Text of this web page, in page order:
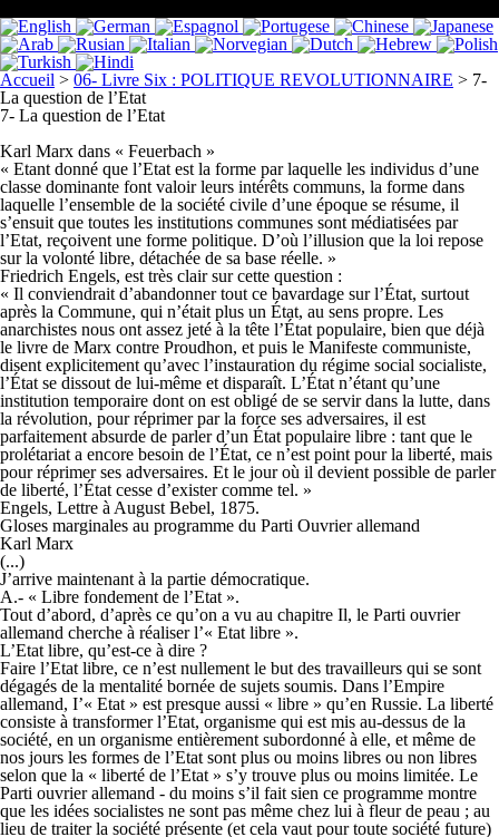
Accueil > 06- Livre Six : POLITIQUE REVOLUTIONNAIRE > 7-
La question de l’Etat
7- La question de l’Etat
Karl Marx dans « Feuerbach »
« Etant donné que l’Etat est la forme par laquelle les individus d’une
classe dominante font valoir leurs intérêts communs, la forme dans
laquelle l’ensemble de la société civile d’une époque se résume, il
s’ensuit que toutes les institutions communes sont médiatisées par
l’Etat, reçoivent une forme politique. D’où l’illusion que la loi repose
sur la volonté libre, détachée de sa base réelle. »
Friedrich Engels, est très clair sur cette question :
« Il conviendrait d’abandonner tout ce bavardage sur l’État, surtout
après la Commune, qui n’était plus un État, au sens propre. Les
anarchistes nous ont assez jeté à la tête l’État populaire, bien que déjà
le livre de Marx contre Proudhon, et puis le Manifeste communiste,
disent explicitement qu’avec l’instauration du régime social socialiste,
l’État se dissout de lui-même et disparaît. L’État n’étant qu’une
institution temporaire dont on est obligé de se servir dans la lutte, dans
la révolution, pour réprimer par la force ses adversaires, il est
parfaitement absurde de parler d’un État populaire libre : tant que le
prolétariat a encore besoin de l’État, ce n’est point pour la liberté, mais
pour réprimer ses adversaires. Et le jour où il devient possible de parler
de liberté, l’État cesse d’exister comme tel. »
Engels, Lettre à August Bebel, 1875.
Gloses marginales au programme du Parti Ouvrier allemand
Karl Marx
(...)
J’arrive maintenant à la partie démocratique.
A.- « Libre fondement de l’Etat ».
Tout d’abord, d’après ce qu’on a vu au chapitre Il, le Parti ouvrier
allemand cherche à réaliser l’« Etat libre ».
L’Etat libre, qu’est-ce à dire ?
Faire l’Etat libre, ce n’est nullement le but des travailleurs qui se sont
dégagés de la mentalité bornée de sujets soumis. Dans l’Empire
allemand, I’« Etat » est presque aussi « libre » qu’en Russie. La liberté
consiste à transformer l’Etat, organisme qui est mis au-dessus de la
société, en un organisme entièrement subordonné à elle, et même de
nos jours les formes de l’Etat sont plus ou moins libres ou non libres
selon que la « liberté de l’Etat » s’y trouve plus ou moins limitée. Le
Parti ouvrier allemand - du moins s’il fait sien ce programme montre
que les idées socialistes ne sont pas même chez lui à fleur de peau ; au
lieu de traiter la société présente (et cela vaut pour toute société future)